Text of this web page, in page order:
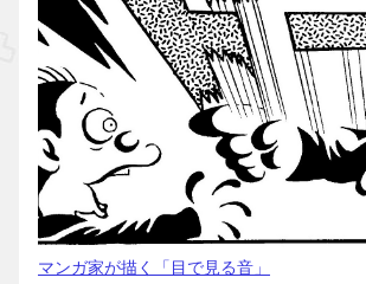
マンガ家が描く「目で見る音」